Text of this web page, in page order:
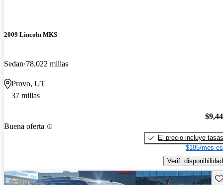
2009 Lincoln MKS
Sedan 78,022 millas
Provo, UT
37 millas
Buena oferta
El precio incluye tasas
$185/mes
Verif. disponibilidad